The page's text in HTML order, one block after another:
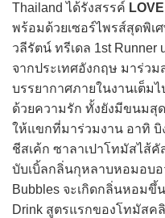
Thailand ได้รังสรรค์
พร้อมด้วยเซอร์ไพรส์สุดพิเ
วลีรัตน์ ทรีเดล 1st Runner
จากประเทศอังกฤษ มาร่ว
บรรยากาศภายในงานเต็ม
ด้วยความรัก ทั้งยังมีขนมสุ
ให้แขกที่มาร่วมงาน อาทิ บิ
ชีสเค้ก ซาลาเปาโทมัสไส้คั
บับเบิ้ลกลิ่นกุหลาบหอมอบอ
Bubbles จะเกิดกลิ่นหอมขึ้
Drink สูตรแรกของโทมัสค